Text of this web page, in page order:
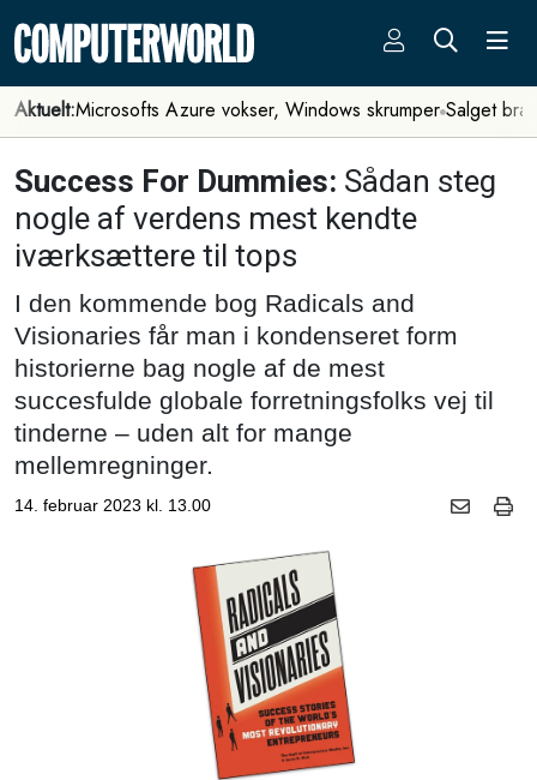
Aktuelt:Microsofts Azure vokser, Windows skrumper Salget
Success For Dummies: Sådan steg
nogle af verdens mest kendte
iværksættere til tops
I den kommende bog Radicals and
Visionaries får man i kondenseret form
historierne bag nogle af de mest
succesfulde globale forretningsfolks vej til
tinderne – uden alt for mange
mellemregninger.
14. februar 2023 kl. 13.00